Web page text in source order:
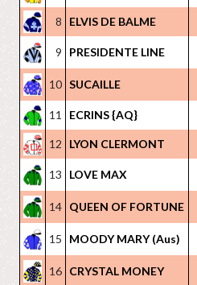
8 ELVIS DE BALME
9 PRESIDENTE LINE
10 SUCAILLE
11 ECRINS {AQ}
12 LYON CLERMONT
13 LOVE MAX
14 QUEEN OF FORTUNE
15
MOODY MARY (Aus)
16 CRYSTAL MONEY